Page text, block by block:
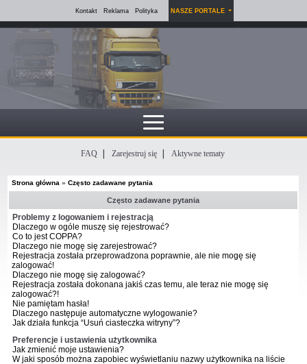
Kontakt Reklama Polityka NASZE PORTALE
FAQ Zarejestruj się Aktywne tematy
Strona główna »Często zadawane pytania
Często zadawane pytania
Problemy z logowaniem i rejestracją
Dlaczego w ogóle muszę się rejestrować?
Co to jest COPPA?
Dlaczego nie mogę się zarejestrować?
Rejestracja została przeprowadzona poprawnie, ale nie mogę się
zalogować!
Dlaczego nie mogę się zalogować?
Rejestracja została dokonana jakiś czas temu, ale teraz nie mogę się
zalogować?!
Nie pamiętam hasła!
Dlaczego następuje automatyczne wylogowanie?
Jak działa funkcja “Usuń ciasteczka witryny”?
Preferencje i ustawienia użytkownika
Jak zmienić moje ustawienia?
W jaki sposób można zapobiec wyświetlaniu nazwy użytkownika na liście